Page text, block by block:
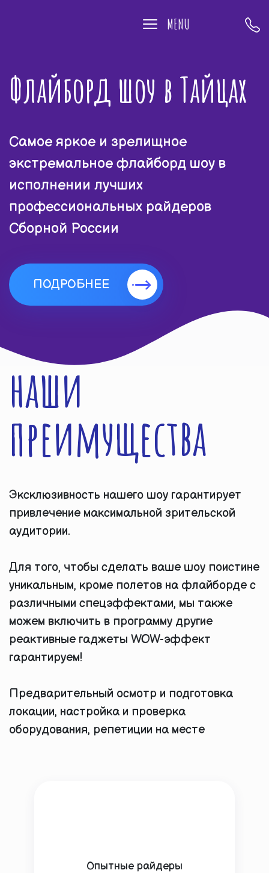
MENU
Флайборд шоу в Тайцах
Самое яркое и зрелищное
экстремальное флайборд шоу в
исполнении лучших
профессиональных райдеров
Сборной России
ПОДРОБНЕЕ
наши
преимущества
Эксклюзивность нашего шоу гарантирует
привлечение максимальной зрительской
аудитории.
Для того, чтобы сделать ваше шоу поистине
уникальным, кроме полетов на флайборде с
различными спецэффектами, мы также
можем включить в программу другие
реактивные гаджеты WOW-эффект
гарантируем!
Предварительный осмотр и подготовка
локации, настройка и проверка
оборудования, репетиции на месте
Опытные райдеры